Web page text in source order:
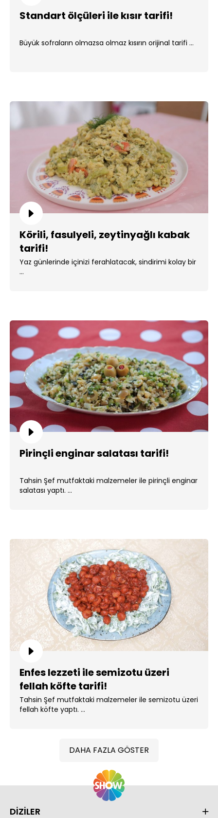
Standart ölçüleri ile kısır tarifi!
Büyük sofraların olmazsa olmaz kısırın orijinal tarifi ...
Körili, fasulyeli, zeytinyağlı kabak
tarifi!
Yaz günlerinde içinizi ferahlatacak, sindirimi kolay bir
...
Pirinçli enginar salatası tarifi!
Tahsin Şef mutfaktaki malzemeler ile pirinçli enginar
salatası yaptı. ...
Enfes lezzeti ile semizotu üzeri
fellah köfte tarifi!
Tahsin Şef mutfaktaki malzemeler ile semizotu üzeri
fellah köfte yaptı. ...
DAHA FAZLA GÖSTER
DİZİLER